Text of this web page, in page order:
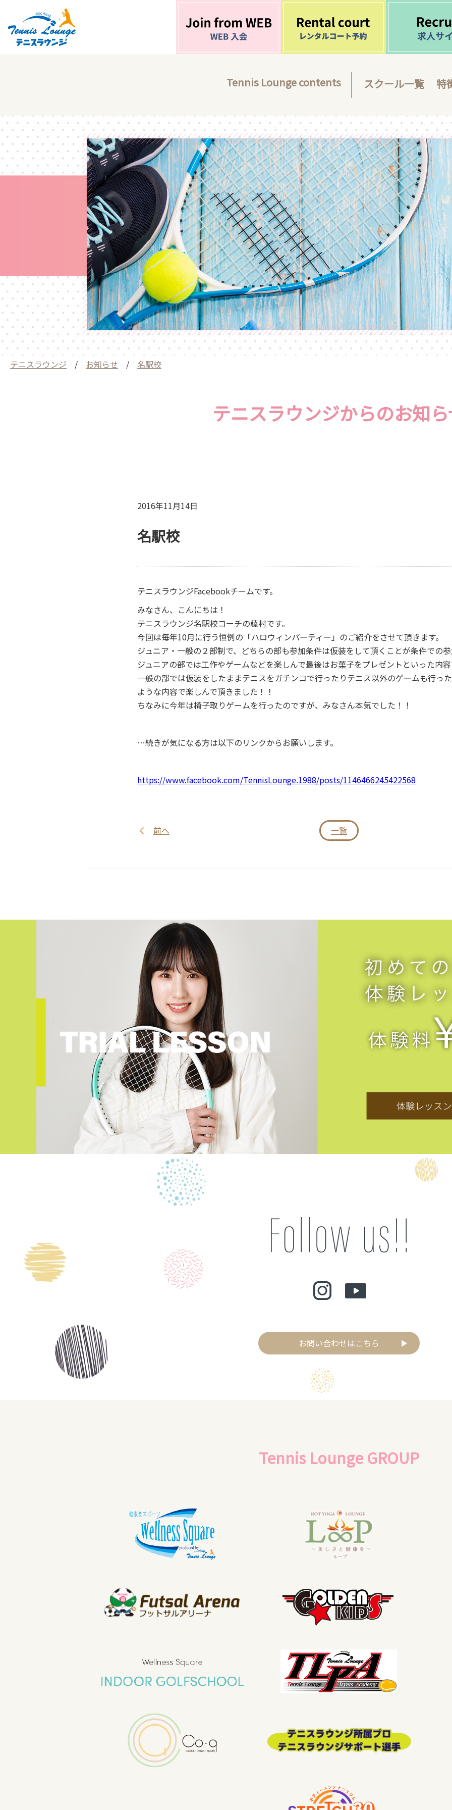
Tennis Lounge contents スクール一覧 特
テニスラウンジ / お知らせ / 名駅校
テニスラウンジからのお知
2016年11月14日
名駅校
テニスラウンジFacebookチームです。
みなさん、こんにちは！
テニスラウンジ名駅校コーチの藤村です。
今回は毎年10月に行う恒例の「ハロウィンパーティー」のご紹介をさせて頂きます。
ジュニア・一般の２部制で、どちらの部も参加条件は仮装をして頂くことが条件での
ジュニアの部では工作やゲームなどを楽しんで最後はお菓子をプレゼントといった内
一般の部では仮装をしたままテニスをガチンコで行ったりテニス以外のゲームも行っ
ような内容で楽しんで頂きました！！
ちなみに今年は椅子取りゲームを行ったのですが、みなさん本気でした！！
…続きが気になる方は以下のリンクからお願いします。
https://www.facebook.com/TennisLounge.1988/posts/1146466245422568
前へ 一覧
お問い合わせはこちら
Tennis Lounge GROUP